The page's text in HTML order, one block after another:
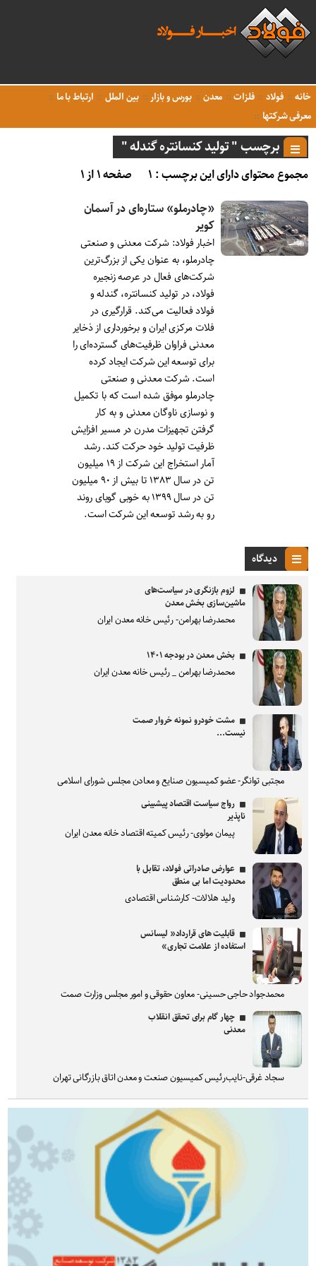
خانه فولاد فلزات معدن بورس و بازار بین الملل
ارتباط با ما
معرفی شرکتها
برچسب " تولید کنسانتره گندله "
مجموع محتوای دارای این برچسب : ۱
صفحه ۱ از ۱
«چادرملو» ستاره‌ای در آسمان
کویر
اخبار فولاد: شرکت معدنی و صنعتی
چادرملو، به عنوان یکی از بزرگ‌ترین
شرکت‌های فعال در عرصه زنجیره
فولاد، در تولید کنسانتره، گندله و
فولاد فعالیت می‌کند. قرارگیری در
فلات مرکزی ایران و برخورداری از ذخایر
معدنی فراوان ظرفیت‌های گسترده‌ای را
برای توسعه این شرکت ایجاد کرده
است. شرکت معدنی و صنعتی
چادرملو موفق شده است که با تکمیل
و نوسازی ناوگان معدنی و به کار
گرفتن تجهیزات مدرن در مسیر افزایش
ظرفیت تولید خود حرکت کند. رشد
آمار استخراج این شرکت از ۱۹ میلیون
تن در سال ۱۳۸۳ تا بیش از ۹۰ میلیون
تن در سال ۱۳۹۹ به خوبی گویای روند
رو به رشد توسعه این شرکت است.
دیدگاه
لزوم بازنگری در سیاست‌های
ماشین‌سازی بخش معدن
محمدرضا بهرامن- رئیس خانه معدن ایران
بخش معدن در بودجه ۱۴۰۱
محمدرضا بهرامن _ رئیس خانه معدن ایران
مشت خودرو نمونه خروار صمت
نیست...
مجتبی توانگر- عضو کمیسیون صنایع و معادن مجلس شورای اسلامی
رواج سیاست اقتصاد پیشبینی
ناپذیر
پیمان مولوی- رئیس کمیته اقتصاد خانه معدن ایران
عوارض صادراتی فولاد، تقابل با
محدودیت اما بی منطق
ولید هلالات- کارشناس اقتصادی
قابلیت های قرارداد« لیسانس
استفاده از علامت تجاری»
محمدجواد حاجی حسینی- معاون حقوقی و امور مجلس وزارت صمت
چهار گام برای تحقق انقلاب
معدنی
سجاد غرقی-نایب‌رئیس کمیسیون صنعت و معدن اتاق بازرگانی تهران